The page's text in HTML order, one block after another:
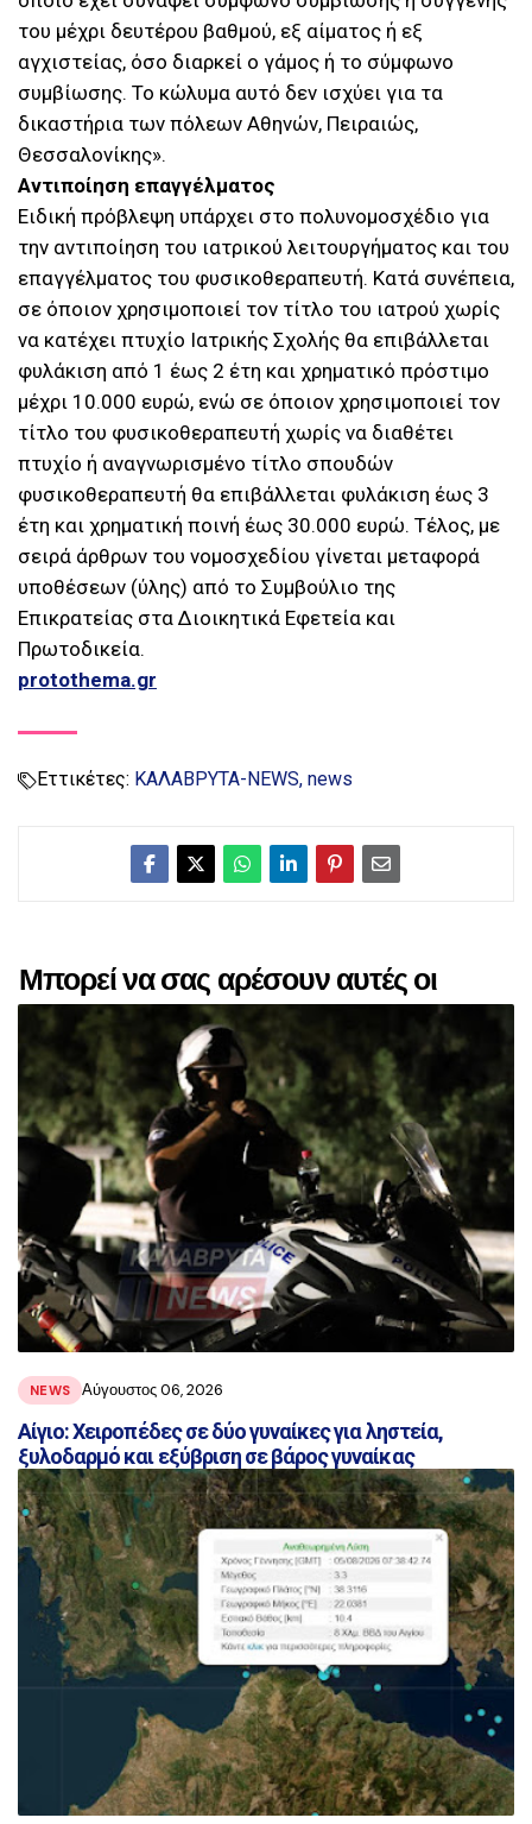
του μέχρι δευτέρου βαθμού, εξ αίματος ή εξ
αγχιστείας, όσο διαρκεί ο γάμος ή το σύμφωνο
συμβίωσης. Το κώλυμα αυτό δεν ισχύει για τα
δικαστήρια των πόλεων Αθηνών, Πειραιώς,
Θεσσαλονίκης».
Αντιποίηση επαγγέλματος
Ειδική πρόβλεψη υπάρχει στο πολυνομοσχέδιο για
την αντιποίηση του ιατρικού λειτουργήματος και του
επαγγέλματος του φυσικοθεραπευτή. Κατά συνέπεια,
σε όποιον χρησιμοποιεί τον τίτλο του ιατρού χωρίς
να κατέχει πτυχίο Ιατρικής Σχολής θα επιβάλλεται
φυλάκιση από 1 έως 2 έτη και χρηματικό πρόστιμο
μέχρι 10.000 ευρώ, ενώ σε όποιον χρησιμοποιεί τον
τίτλο του φυσικοθεραπευτή χωρίς να διαθέτει
πτυχίο ή αναγνωρισμένο τίτλο σπουδών
φυσικοθεραπευτή θα επιβάλλεται φυλάκιση έως 3
έτη και χρηματική ποινή έως 30.000 ευρώ. Τέλος, με
σειρά άρθρων του νομοσχεδίου γίνεται μεταφορά
υποθέσεων (ύλης) από το Συμβούλιο της
Επικρατείας στα Διοικητικά Εφετεία και
Πρωτοδικεία.
protothema.gr
Εττικέτες: ΚΑΛΑΒΡΥΤΑ-NEWS news
Μπορεί να σας αρέσουν αυτές οι
αναρτήσεις
NEWS Αύγουστος 06, 2026
Αίγιο: Χειροπέδες σε δύο γυναίκες για ληστεία,
ξυλοδαρμό και εξύβριση σε βάρος γυναίκας